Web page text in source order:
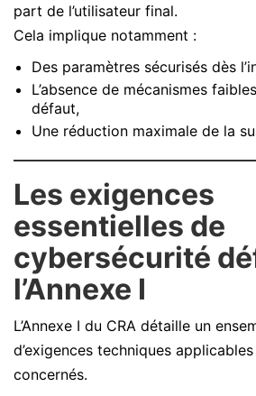
part de l’utilisateur final.
Cela implique notamment :
Des paramètres sécurisés dès
L’absence de mécanismes
défaut,
Une réduction maximale de la
Les exigences
essentielles de
cybersécurité
l’Annexe I
L’Annexe I du CRA détaille un
d’exigences techniques
concernés.